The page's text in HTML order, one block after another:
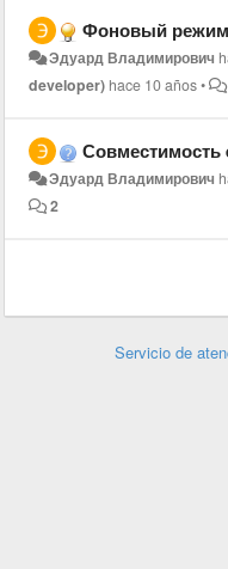
Фоновый
Эдуард Владимирович
developer) hace 10 años•
Совместимость
Эдуард Владимирович
2
Servicio de